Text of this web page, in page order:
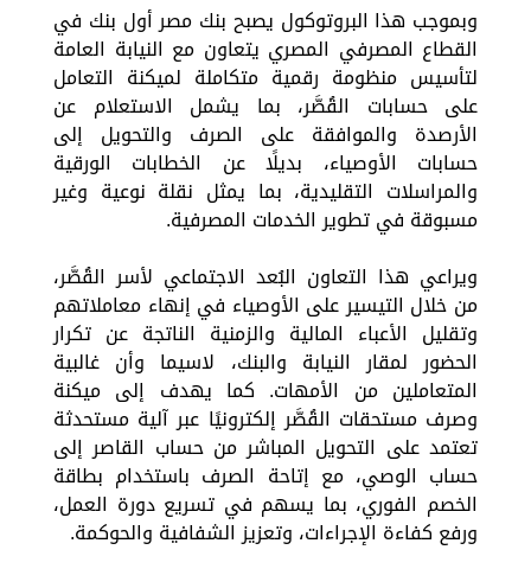
وبموجب هذا البروتوكول يصبح بنك مصر أول بنك في
القطاع المصرفي المصري يتعاون مع النيابة العامة
لتأسيس منظومة رقمية متكاملة لميكنة التعامل
على حسابات القُصَّر، بما يشمل الاستعلام عن
الأرصدة والموافقة على الصرف والتحويل إلى
حسابات الأوصياء، بديلًا عن الخطابات الورقية
والمراسلات التقليدية، بما يمثل نقلة نوعية وغير
مسبوقة في تطوير الخدمات المصرفية.
ويراعي هذا التعاون البُعد الاجتماعي لأسر القُصَّر،
من خلال التيسير على الأوصياء في إنهاء معاملاتهم
وتقليل الأعباء المالية والزمنية الناتجة عن تكرار
الحضور لمقار النيابة والبنك، لاسيما وأن غالبية
المتعاملين من الأمهات. كما يهدف إلى ميكنة
وصرف مستحقات القُصَّر إلكترونيًا عبر آلية مستحدثة
تعتمد على التحويل المباشر من حساب القاصر إلى
حساب الوصي، مع إتاحة الصرف باستخدام بطاقة
الخصم الفوري، بما يسهم في تسريع دورة العمل،
ورفع كفاءة الإجراءات، وتعزيز الشفافية والحوكمة.